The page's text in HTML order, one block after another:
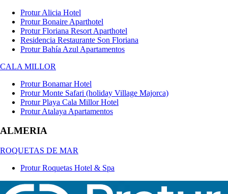
Protur Alicia Hotel
Protur Bonaire Aparthotel
Protur Floriana Resort Aparthotel
Residencia Restaurante Son Floriana
Protur Bahía Azul Apartamentos
CALA MILLOR
Protur Bonamar Hotel
Protur Monte Safari (holiday Village Majorca)
Protur Playa Cala Millor Hotel
Protur Atalaya Apartamentos
ALMERIA
ROQUETAS DE MAR
Protur Roquetas Hotel & Spa